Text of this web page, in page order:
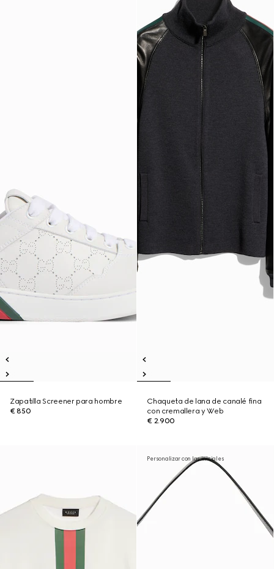
Zapatilla Screener para hombre
€ 850
Chaqueta de lana de canalé fina
con cremallera y Web
€ 2.900
Personalizar con las iniciales